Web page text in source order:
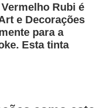
Rubi é
e Decorações
para a
Esta tinta